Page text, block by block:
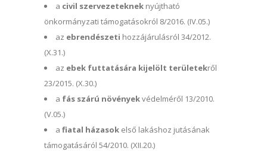
a civil szervezeteknek nyújtható
önkormányzati támogatásokról 8/2016. (IV.05.)
az ebrendészeti hozzájárulásról 34/2012.
(X.31.)
az ebek futtatására kijelölt területekről
23/2015. (X.30.)
a fás szárú növényekvédelméről 13/2010.
(V.05.)
a fiatal házasok első lakáshoz jutásának
támogatásáról 54/2010. (XII.20.)